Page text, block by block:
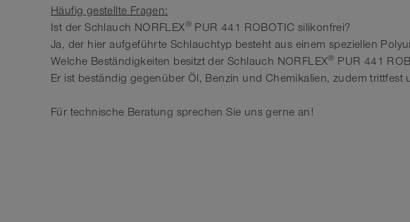
Häufig gestellte Fragen:
Ist der Schlauch NORFLEX® PUR 441 ROBOTIC silikonfrei?
Ja, der hier aufgeführte Schlauchtyp besteht aus einem speziellen
Welche Beständigkeiten besitzt der Schlauch NORFLEX® PUR 441
Er ist beständig gegenüber Öl, Benzin und Chemikalien, zudem
Für technische Beratung sprechen Sie uns gerne an!